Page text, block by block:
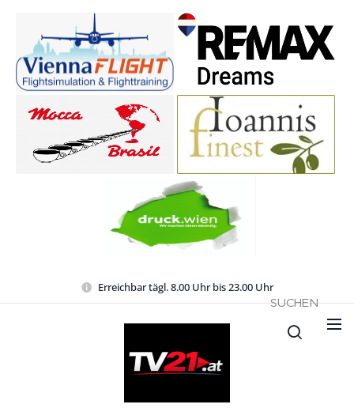
Erreichbar tägl. 8.00 Uhr bis 23.00 Uhr
SUCHEN